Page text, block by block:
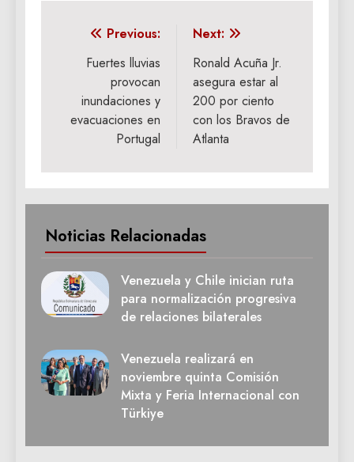
Navegación
entradas
Previous:
Fuertes lluvias
provocan
inundaciones y
evacuaciones en
Portugal
Next:
Ronald Acuña Jr.
asegura estar al
200 por ciento
con los Bravos de
Atlanta
Noticias Relacionadas
Venezuela y Chile inician ruta
para normalización progresiva
de relaciones bilaterales
Venezuela realizará en
noviembre quinta Comisión
Mixta y Feria Internacional con
Türkiye